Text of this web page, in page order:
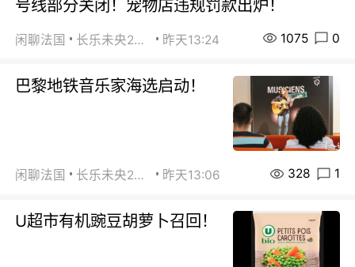
号线部分关闭！宠物店违规罚款出炉！
闲聊法国 长乐未央2015 昨天13:24 1075 0
巴黎地铁音乐家海选启动！
闲聊法国 长乐未央2015 昨天13:06 328 1
U超市有机豌豆胡萝卜召回！